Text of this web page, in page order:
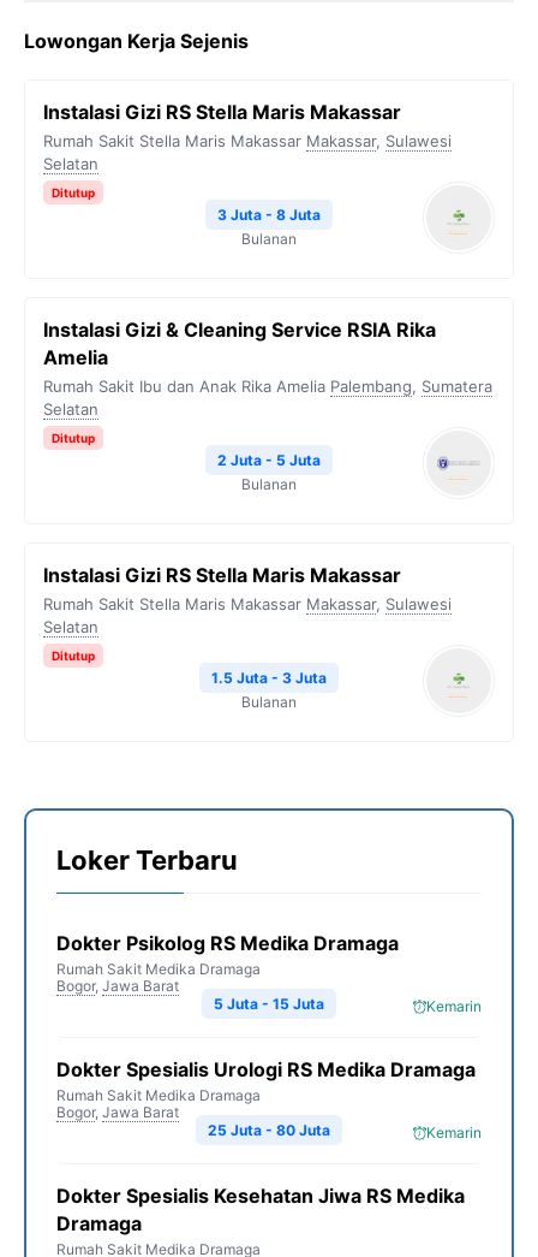
Lowongan Kerja Sejenis
Instalasi Gizi RS Stella Maris Makassar
Rumah Sakit Stella Maris Makassar Makassar, Sulawesi
Selatan
Ditutup
3 Juta - 8 Juta
Bulanan
Instalasi Gizi & Cleaning Service RSIA Rika
Amelia
Rumah Sakit Ibu dan Anak Rika Amelia Palembang, Sumatera
Selatan
Ditutup
2 Juta - 5 Juta
Bulanan
Instalasi Gizi RS Stella Maris Makassar
Rumah Sakit Stella Maris Makassar Makassar, Sulawesi
Selatan
Ditutup
1.5 Juta - 3 Juta
Bulanan
Loker Terbaru
Dokter Psikolog RS Medika Dramaga
Rumah Sakit Medika Dramaga
Bogor, Jawa Barat
Kemarin
5 Juta - 15 Juta
Dokter Spesialis Urologi RS Medika Dramaga
Rumah Sakit Medika Dramaga
Bogor, Jawa Barat
Kemarin
25 Juta - 80 Juta
Dokter Spesialis Kesehatan Jiwa RS Medika
Dramaga
Rumah Sakit Medika Dramaga